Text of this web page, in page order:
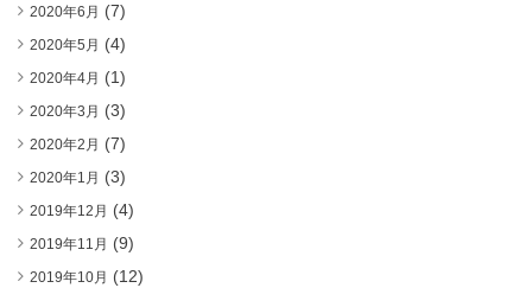
2020年6月 (7)
2020年5月 (4)
2020年4月 (1)
2020年3月 (3)
2020年2月 (7)
2020年1月 (3)
2019年12月 (4)
2019年11月 (9)
2019年10月 (12)